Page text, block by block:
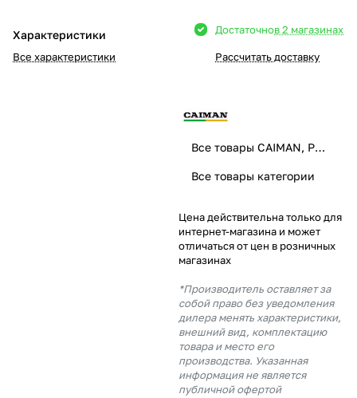
Характеристики
Все характеристики
Достаточнов 2 магазинах
Рассчитать доставку
Все товары CAIMAN, PUBERT
Все товары категории
Цена действительна только для
интернет-магазина и может
отличаться от цен в розничных
магазинах
*Производитель оставляет за
собой право без уведомления
дилера менять характеристики,
внешний вид, комплектацию
товара и место его
производства. Указанная
информация не является
публичной офертой
в корзину
% картой любого банка
% будут
с вашей карты